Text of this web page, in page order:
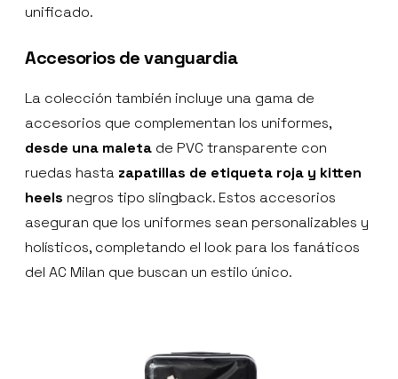
unificado.
Accesorios de vanguardia
La colección también incluye una gama de
accesorios que complementan los uniformes,
desde una maleta de PVC transparente con
ruedas hasta zapatillas de etiqueta roja y kitten
heels negros tipo slingback. Estos accesorios
aseguran que los uniformes sean personalizables y
holísticos, completando el look para los fanáticos
del AC Milan que buscan un estilo único.